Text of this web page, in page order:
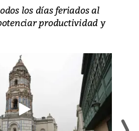
los días feriados al
productividad y